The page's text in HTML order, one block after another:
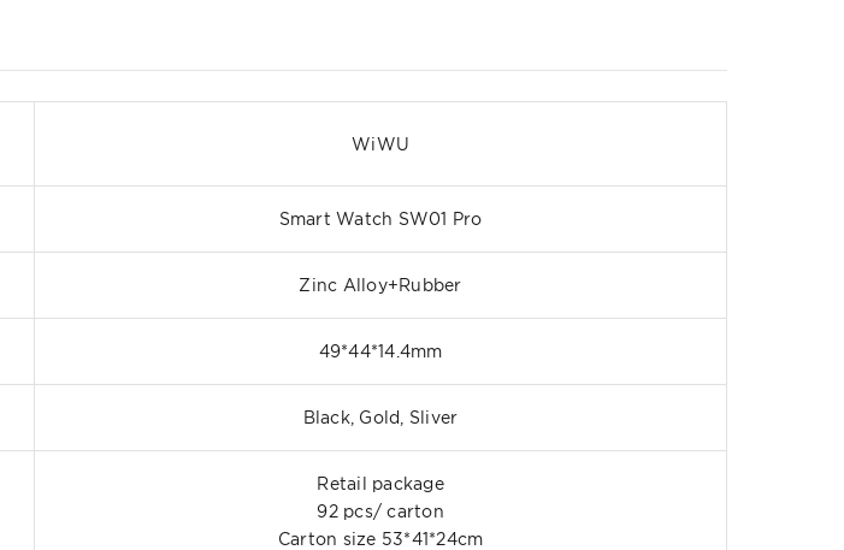
WiWU
Smart Watch SW01 Pro
Zinc Alloy+Rubber
49*44*14.4mm
Black, Gold, Sliver
Retail package
92 pcs/ carton
Carton size 53*41*24cm